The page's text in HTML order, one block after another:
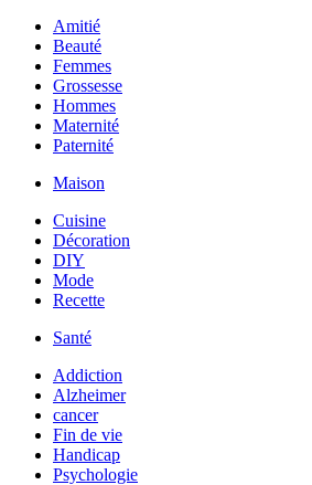
Amitié
Beauté
Femmes
Grossesse
Hommes
Maternité
Paternité
Maison
Cuisine
Décoration
DIY
Mode
Recette
Santé
Addiction
Alzheimer
cancer
Fin de vie
Handicap
Psychologie